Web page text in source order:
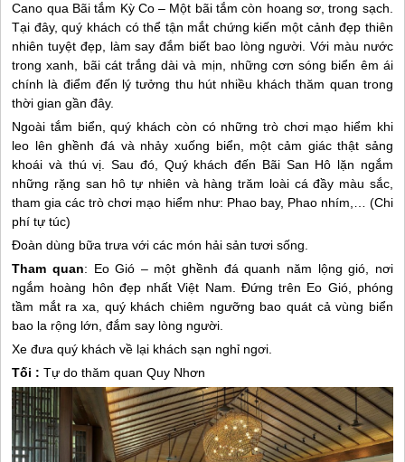
Cano qua Bãi tắm Kỳ Co – Một bãi tắm còn hoang sơ, trong sạch.
Tại đây, quý khách có thể tận mắt chứng kiến một cảnh đẹp thiên
nhiên tuyệt đẹp, làm say đắm biết bao lòng người. Với màu nước
trong xanh, bãi cát trắng dài và mịn, những cơn sóng biển êm ái
chính là điểm đến lý tưởng thu hút nhiều khách thăm quan trong
thời gian gần đây.
Ngoài tắm biển, quý khách còn có những trò chơi mạo hiểm khi
leo lên ghềnh đá và nhảy xuống biển, một cảm giác thật sảng
khoái và thú vị. Sau đó, Quý khách đến Bãi San Hô lặn ngắm
những rặng san hô tự nhiên và hàng trăm loài cá đầy màu sắc,
tham gia các trò chơi mạo hiểm như: Phao bay, Phao nhím,… (Chi
phí tự túc)
Đoàn dùng bữa trưa với các món hải sản tươi sống.
Tham quan: Eo Gió – một ghềnh đá quanh năm lộng gió, nơi
ngắm hoàng hôn đẹp nhất Việt Nam. Đứng trên Eo Gió, phóng
tầm mắt ra xa, quý khách chiêm ngưỡng bao quát cả vùng biển
bao la rộng lớn, đắm say lòng người.
Xe đưa quý khách về lại khách sạn nghỉ ngơi.
Tối :Tự do thăm quanQuy Nhơn